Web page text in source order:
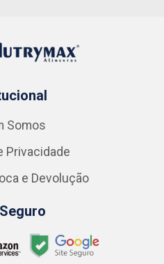
Somos
Privacidade
e Devolução